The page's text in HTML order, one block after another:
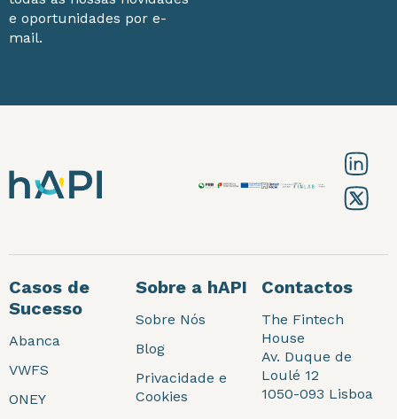
e oportunidades por e-
mail.
Casos de
Sucesso
Abanca
VWFS
ONEY
Sobre a hAPI
Sobre Nós
Blog
Privacidade e
Cookies
Contactos
The Fintech
House
Av. Duque de
Loulé 12
1050-093 Lisboa